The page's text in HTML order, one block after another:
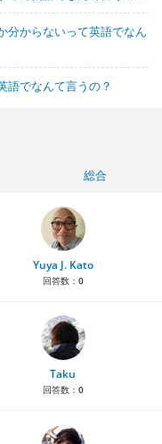
分からないって英語でなん
語でなんて言うの？
総合
Yuya J. Kato
回答数： 0
Taku
回答数： 0